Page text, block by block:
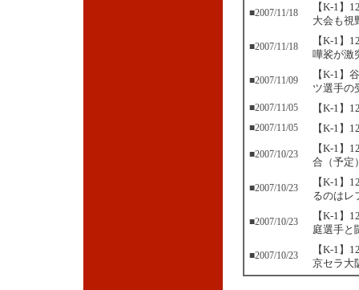
■2007/11/18
【K-1】
大会も視
■2007/11/18
【K-1】
嘩裟が激
■2007/11/09
【K-1】
ツ選手の
■2007/11/05 【K-1】
■2007/11/05 【K-1】
■2007/10/23
【K-1】
合（予定
■2007/10/23
【K-1】
るのはレ
■2007/10/23
【K-1】
庭選手と
■2007/10/23
【K-1】
京セラ大